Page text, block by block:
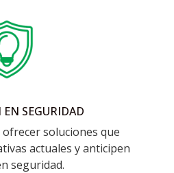
SEGURIDAD
soluciones que
actuales y anticipen
seguridad.